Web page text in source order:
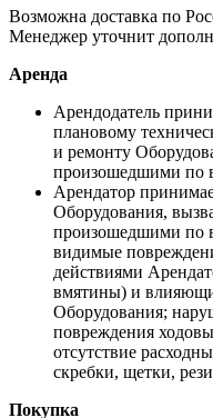
Возможна доставка по
Менеджер уточнит
Аренда
Арендодатель
плановому
и ремонту
произошедшими по
Арендатор
Оборудования,
произошедшими по
видимые
действиями
вмятины) и
Оборудования;
повреждения
отсутствие
скребки, щетки,
Покупка